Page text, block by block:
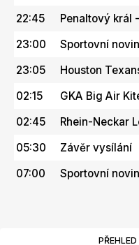
22:45
Penaltový král
23:00
Sportovní
23:05
Houston
02:15
GKA Big Air
02:45
Rhein-Neckar
05:30
Závěr vysílání
07:00
Sportovní